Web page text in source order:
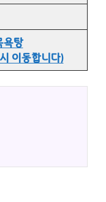
욕탕
이동합니다)